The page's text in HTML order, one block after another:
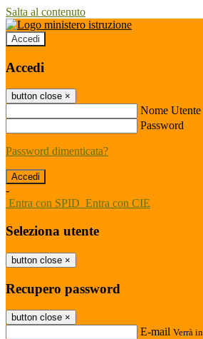
Salta al contenuto
Accedi
Accedi
button close ×
Nome Utente
Password
Password dimenticata?
-
Entra con SPID Entra con CIE
Seleziona utente
button close ×
Recupero password
button close ×
E-mail Verrà